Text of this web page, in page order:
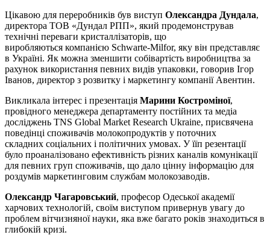
Цікавою для переробників був виступ Олександра Дундала,
директора ТОВ «Дундал РПП», який продемонстрував
технічні переваги кристаллізаторів, що
виробляються компанією Schwarte-Milfor, яку він представляє
в Україні. Як можна зменшити собівартість виробництва за
рахунок використання певних видів упаковки, говорив Ігор
Іванов, директор з розвитку і маркетингу компанії Авентин.
Викликала інтерес і презентація Марини Костроміної,
провідного менеджера департаменту постійних та медіа
досліджень TNS Global Market Research Ukraine, присвячена
поведінці споживачів молокопродуктів у поточних
складних соціальних і політичних умовах. У їїп резентації
було проаналізовано ефективність різних каналів комунікації
для певних груп споживачів, що дало цінну інформацію для
роздумів маркетинговим службам молокозаводів.
Олександр Чагаровський, професор Одеської академії
харчових технологій, своїм виступом привернув увагу до
проблем вітчизняної науки, яка вже багато років знаходиться в
глибокій кризі.